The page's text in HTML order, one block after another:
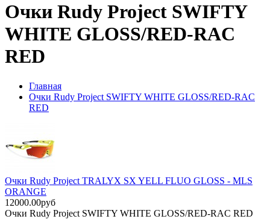
Очки Rudy Project SWIFTY
WHITE GLOSS/RED-RAC
RED
Главная
Очки Rudy Project SWIFTY WHITE GLOSS/RED-RAC
RED
Очки Rudy Project TRALYX SX YELL FLUO GLOSS - MLS
ORANGE
12000.00руб
Очки Rudy Project SWIFTY WHITE GLOSS/RED-RAC RED